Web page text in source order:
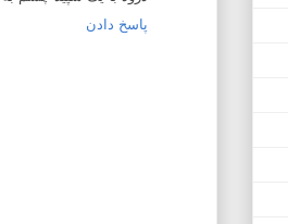
پاسخ دادن